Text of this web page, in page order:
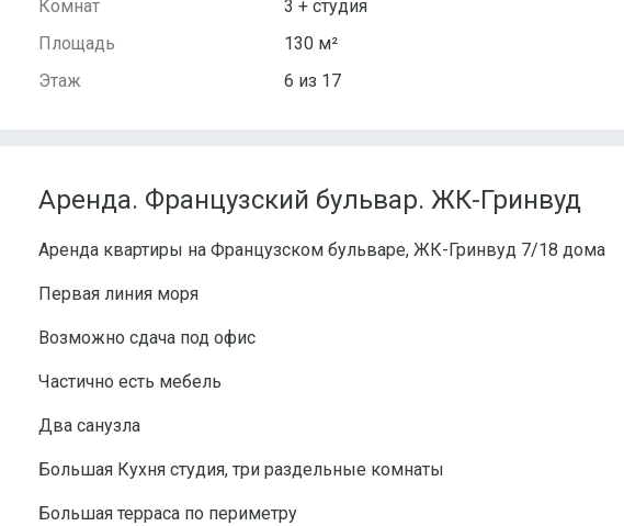
Комнат
3 + студия
Площадь
130 м²
Этаж
6 из 17
Аренда. Французский бульвар. ЖК-Гринвуд
Аренда квартиры на Французском бульваре, ЖК-Гринвуд 7/18 дома
Первая линия моря
Возможно сдача под офис
Частично есть мебель
Два санузла
Большая Кухня студия, три раздельные комнаты
Большая терраса по периметру